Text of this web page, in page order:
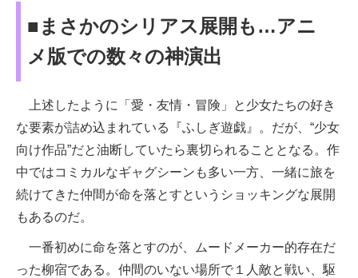
■まさかのシリアス展開も…アニ
メ版での数々の神演出
上述したように「愛・友情・冒険」と少女たちの好き
な要素が詰め込まれている『ふしぎ遊戯』。だが、“少女
向け作品”だと油断していたら裏切られることとなる。作
中ではコミカルなギャグシーンも多い一方、一緒に旅を
続けてきた仲間が命を落とすというショッキングな展開
もあるのだ。
一番初めに命を落とすのが、ムードメーカー的存在だ
った柳宿である。仲間のいない場所で１人敵と戦い、駆